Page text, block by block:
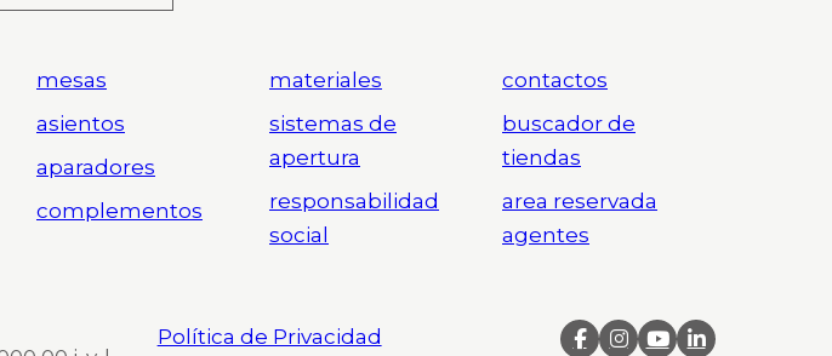
mesas
asientos
aparadores
complementos
materiales
sistemas de
apertura
responsabilidad
social
contactos
buscador de
tiendas
area reservada
agentes
Política de Privacidad